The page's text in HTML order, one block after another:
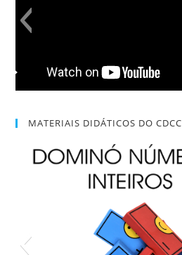
MATERIAIS DIDÁTICOS DO CDCC